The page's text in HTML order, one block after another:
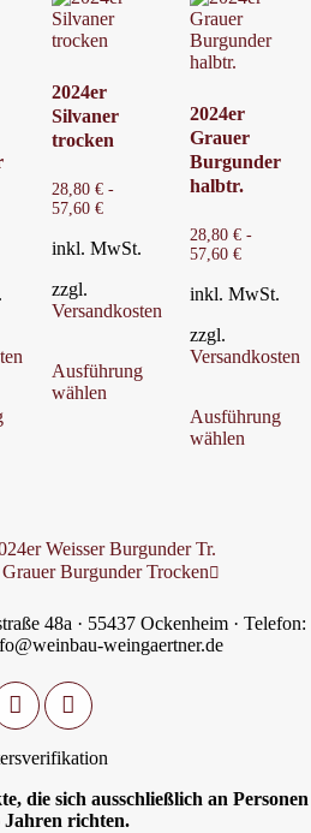
Dieses
Optionen
können
der
Produktseite
gewählt
werden
2024er
Silvaner
trocken
28,80 €-
57,60 €
inkl. MwSt.
zzgl.
Versandkosten
Ausführung
wählen
Dieses
mehrere
Varianten
auf
der
werden
2024er
Grauer
Burgunder
halbtr.
28,80€ -
57,60€
inkl. MwSt.
zzgl.
Versandkosten
Ausführung
wählen
Weisser Burgunder Tr.
Burgunder Trocken
48a · 55437 Ockenheim · Telefon:
weingaertner.de
die sich ausschließlich an Personen
Jahren richten.